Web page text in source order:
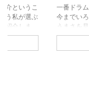
介というこ
う私が選ぶ
紹介しま
Brian the
一番ドラ
今までい
うまさを
で一番ド
X Japan
は落ち着